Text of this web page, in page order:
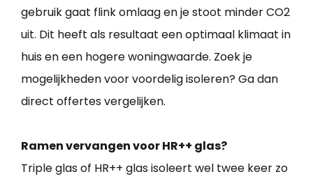
gebruik gaat flink omlaag en je stoot minder CO2
uit. Dit heeft als resultaat een optimaal klimaat in
huis en een hogere woningwaarde. Zoek je
mogelijkheden voor voordelig isoleren? Ga dan
direct offertes vergelijken.
Ramen vervangen voor HR++ glas?
Triple glas of HR++ glas isoleert wel twee keer zo